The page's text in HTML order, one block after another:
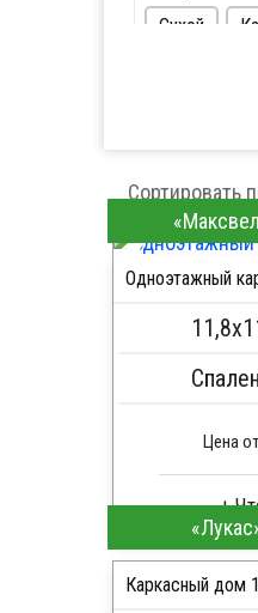
Сухой
Сортировать
ПОДРОБНЕЕ
Одноэтажный
Цена
Каркас -доска
Стропила,
Каркасный дом